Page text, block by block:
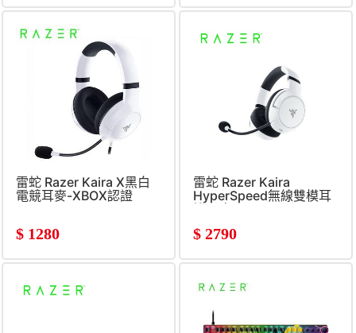
雷蛇 Razer Kaira X黑白
電競耳麥-XBOX認證
$ 1280
雷蛇 Razer Kaira
HyperSpeed無線雙模耳
機X-白
$ 2790